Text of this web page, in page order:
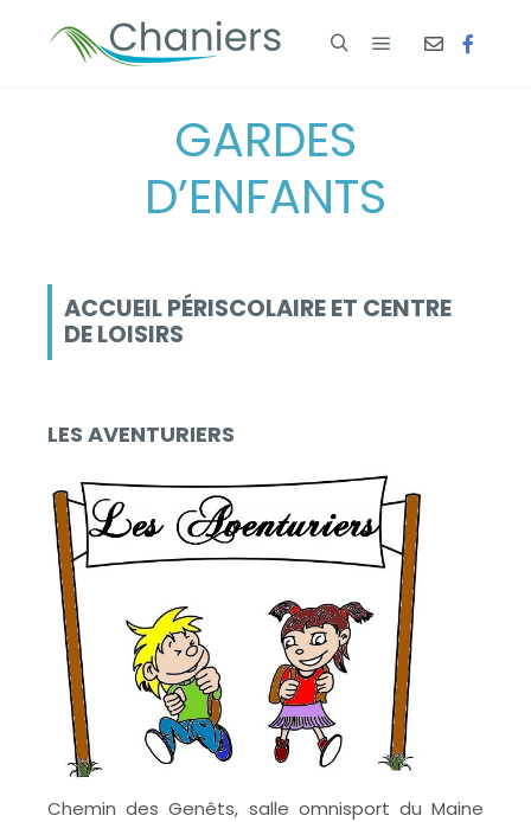
GARDES
D’ENFANTS
ACCUEIL PÉRISCOLAIRE ET CENTRE
DE LOISIRS
LES AVENTURIERS
Chemin des Genêts, salle omnisport du Maine